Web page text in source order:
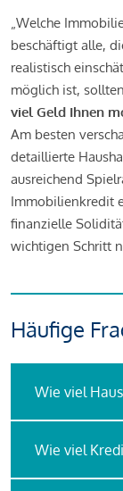
„Welche
beschäftigt alle,
realistisch
möglich ist,
viel Geld Ihnen
Am besten
detaillierte
ausreichend
Immobilienkredit
finanzielle
wichtigen Schritt
Häufige
Wie viel
Wie viel